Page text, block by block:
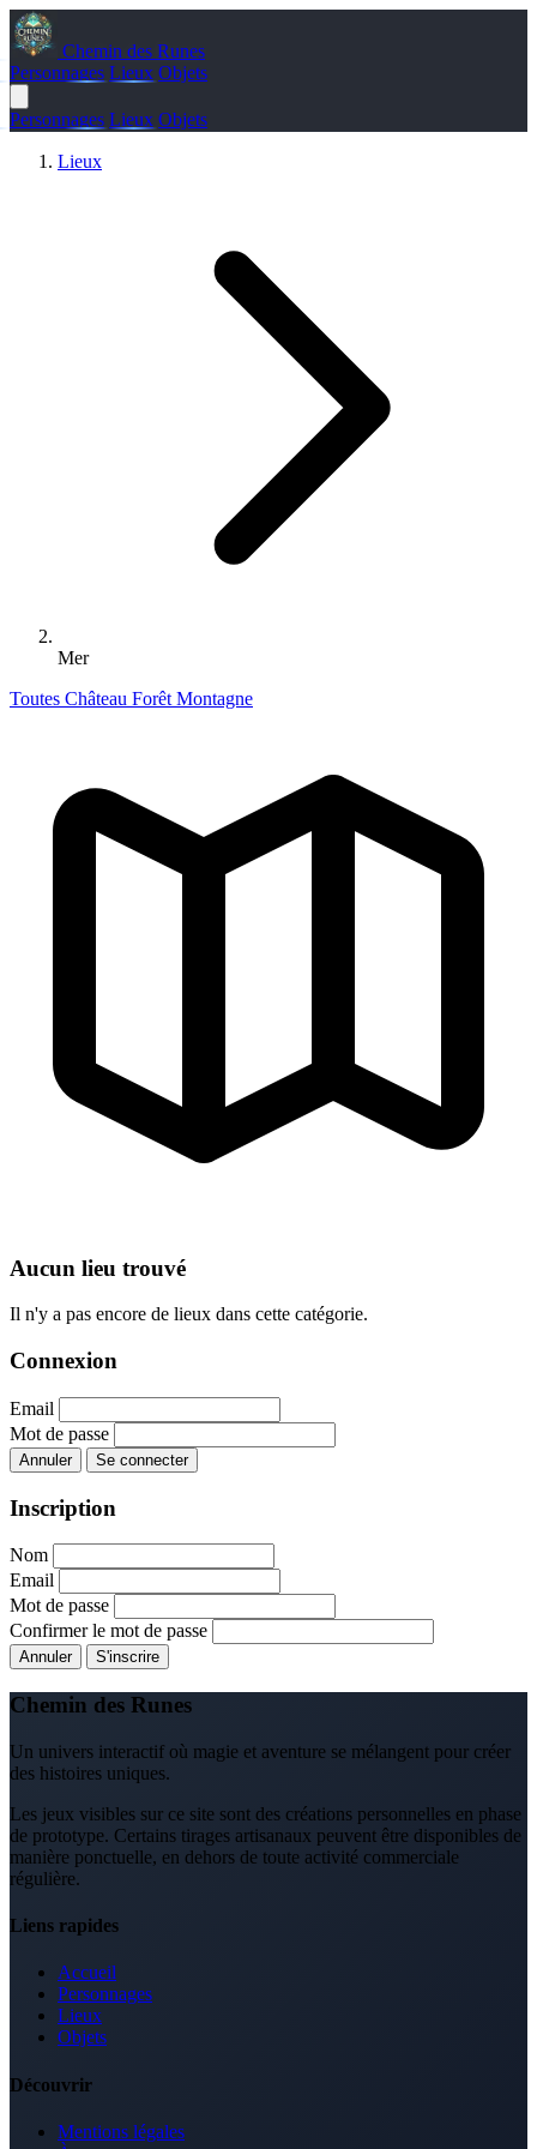
Chemin des Runes
Personnages Lieux Objets
Personnages Lieux Objets
Lieux
Mer
Toutes Château Forêt Montagne
Aucun lieu trouvé
Il n'y a pas encore de lieux dans cette catégorie.
Connexion
Email
Mot de passe
Annuler Se connecter
Inscription
Nom
Email
Mot de passe
Confirmer le mot de passe
Annuler S'inscrire
Chemin des Runes
Un univers interactif où magie et aventure se mélangent pour créer
des histoires uniques.
Les jeux visibles sur ce site sont des créations personnelles en phase
de prototype. Certains tirages artisanaux peuvent être disponibles de
manière ponctuelle, en dehors de toute activité commerciale
régulière.
Liens rapides
Accueil
Personnages
Lieux
Objets
Découvrir
Mentions légales